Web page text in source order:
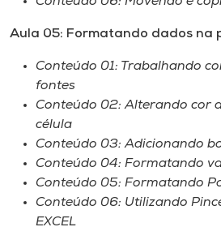
Aula 05: Formatando dados na
Conteúdo 01: Trabalhando
fontes
Conteúdo 02: Alterando cor
célula
Conteúdo 03: Adicionando
Conteúdo 04: Formatando
Conteúdo 05: Formatando
Conteúdo 06: Utilizando
EXCEL